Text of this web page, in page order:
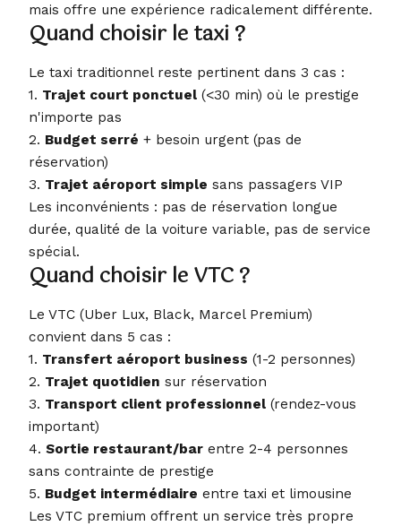
mais offre une expérience radicalement différente.
Quand choisir le taxi ?
Le taxi traditionnel reste pertinent dans 3 cas :
1. Trajet court ponctuel (<30 min) où le prestige
n'importe pas
2. Budget serré + besoin urgent (pas de
réservation)
3. Trajet aéroport simple sans passagers VIP
Les inconvénients : pas de réservation longue
durée, qualité de la voiture variable, pas de service
spécial.
Quand choisir le VTC ?
Le VTC (Uber Lux, Black, Marcel Premium)
convient dans 5 cas :
1. Transfert aéroport business (1-2 personnes)
2. Trajet quotidien sur réservation
3. Transport client professionnel (rendez-vous
important)
4. Sortie restaurant/bar entre 2-4 personnes
sans contrainte de prestige
5. Budget intermédiaire entre taxi et limousine
Les VTC premium offrent un service très propre